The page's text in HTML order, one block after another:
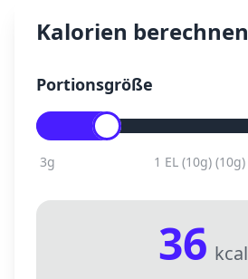
Kalorien berechnen
Portionsgröße
3g 1 EL (10g)(10g)
36 kcal